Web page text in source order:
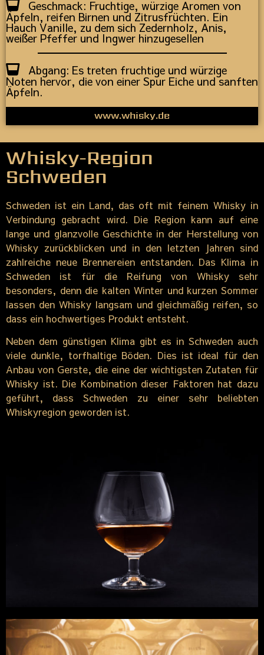
Geschmack: Fruchtige, würzige Aromen von
Äpfeln, reifen Birnen und Zitrusfrüchten. Ein
Hauch Vanille, zu dem sich Zedernholz, Anis,
weißer Pfeffer und Ingwer hinzugesellen
Abgang: Es treten fruchtige und würzige
Noten hervor, die von einer Spur Eiche und sanften
Äpfeln.
www.whisky.de
Whisky-Region
Schweden
Schweden ist ein Land, das oft mit feinem Whisky in
Verbindung gebracht wird. Die Region kann auf eine
lange und glanzvolle Geschichte in der Herstellung von
Whisky zurückblicken und in den letzten Jahren sind
zahlreiche neue Brennereien entstanden. Das Klima in
Schweden ist für die Reifung von Whisky sehr
besonders, denn die kalten Winter und kurzen Sommer
lassen den Whisky langsam und gleichmäßig reifen, so
dass ein hochwertiges Produkt entsteht.
Neben dem günstigen Klima gibt es in Schweden auch
viele dunkle, torfhaltige Böden. Dies ist ideal für den
Anbau von Gerste, die eine der wichtigsten Zutaten für
Whisky ist. Die Kombination dieser Faktoren hat dazu
geführt, dass Schweden zu einer sehr beliebten
Whiskyregion geworden ist.